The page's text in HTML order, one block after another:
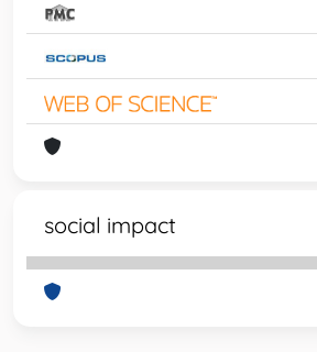
social impact